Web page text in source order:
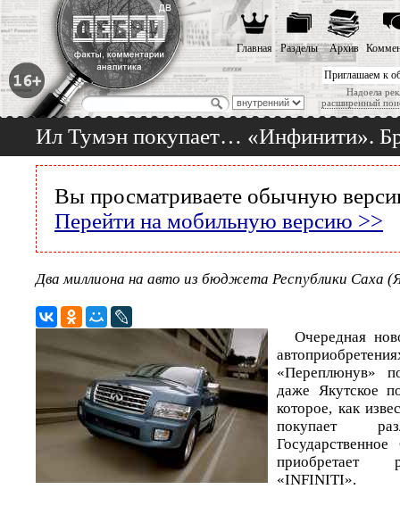
Приглашаем к
Надоела
расширенный
Главная Разделы Архив
Ил Тумэн покупает… «Инфинити».
Вы просматриваете обычную
Перейти на мобильную версию >>
Два миллиона на авто из бюджета Республики Саха
Очередная
«Переплюнув»
даже Якутское
которое, как
покупает
приобретает
«INFINITI».